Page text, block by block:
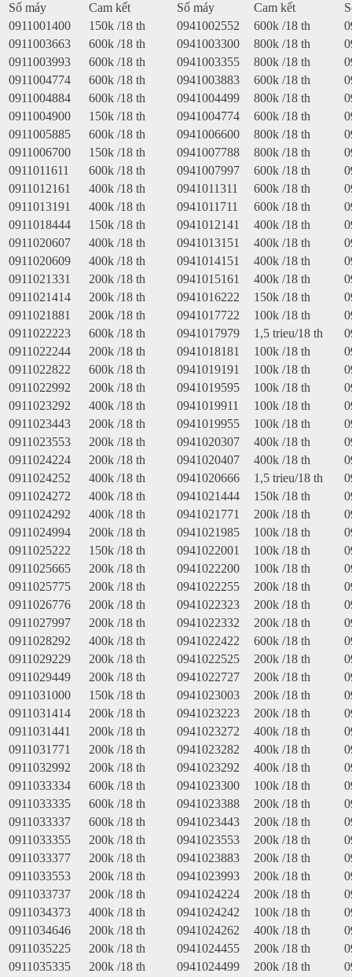
Số máy Cam kết Số máy Cam kết
0911001400
150k /18 th 0941002552 600k /18 th
0911003663
600k /18 th 0941003300 800k /18 th
0911003993
600k /18 th 0941003355 800k /18 th
0911004774
600k /18 th 0941003883 600k /18 th
0911004884
600k /18 th 0941004499 800k /18 th
0911004900
150k /18 th 0941004774 600k /18 th
0911005885
600k /18 th 0941006600 800k /18 th
0911006700
150k /18 th 0941007788 800k /18 th
0911011611
600k /18 th 0941007997 600k /18 th
0911012161
400k /18 th 0941011311 600k /18 th
0911013191
400k /18 th 0941011711 600k /18 th
0911018444
150k /18 th 0941012141 400k /18 th
0911020607
400k /18 th 0941013151 400k /18 th
0911020609
400k /18 th 0941014151 400k /18 th
0911021331
200k /18 th 0941015161 400k /18 th
0911021414
200k /18 th 0941016222 150k /18 th
0911021881
200k /18 th 0941017722 100k /18 th
0911022223
600k /18 th 0941017979 1,5 trieu/18 th
0911022244
200k /18 th 0941018181 100k /18 th
0911022822
600k /18 th 0941019191 100k /18 th
0911022992
200k /18 th 0941019595 100k /18 th
0911023292
400k /18 th 0941019911 100k /18 th
0911023443
200k /18 th 0941019955 100k /18 th
0911023553
200k /18 th 0941020307 400k /18 th
0911024224
200k /18 th 0941020407 400k /18 th
0911024252
400k /18 th 0941020666 1,5 trieu/18 th
0911024272
400k /18 th 0941021444 150k /18 th
0911024292
400k /18 th 0941021771 200k /18 th
0911024994
200k /18 th 0941021985 100k /18 th
0911025222
150k /18 th 0941022001 100k /18 th
0911025665
200k /18 th 0941022200 100k /18 th
0911025775
200k /18 th 0941022255 200k /18 th
0911026776
200k /18 th 0941022323 200k /18 th
0911027997
200k /18 th 0941022332 200k /18 th
0911028292
400k /18 th 0941022422 600k /18 th
0911029229
200k /18 th 0941022525 200k /18 th
0911029449
200k /18 th 0941022727 200k /18 th
0911031000
150k /18 th 0941023003 200k /18 th
0911031414
200k /18 th 0941023223 200k /18 th
0911031441
200k /18 th 0941023272 400k /18 th
0911031771
200k /18 th 0941023282 400k /18 th
0911032992
200k /18 th 0941023292 400k /18 th
0911033334
600k /18 th 0941023300 100k /18 th
0911033335
600k /18 th 0941023388 200k /18 th
0911033337
600k /18 th 0941023443 200k /18 th
0911033355
200k /18 th 0941023553 200k /18 th
0911033377
200k /18 th 0941023883 200k /18 th
0911033553
200k /18 th 0941023993 200k /18 th
0911033737
200k /18 th 0941024224 200k /18 th
0911034373
400k /18 th 0941024242 100k /18 th
0911034646
200k /18 th 0941024262 400k /18 th
0911035225
200k /18 th 0941024455 200k /18 th
0911035335
200k /18 th 0941024499 200k /18 th